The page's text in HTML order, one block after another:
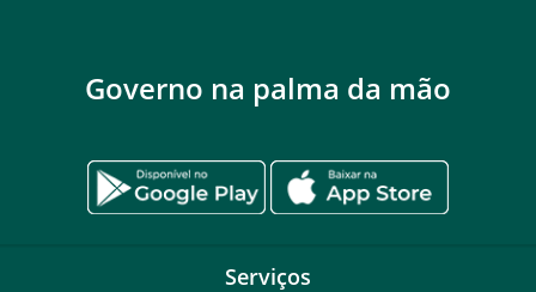
Governo na palma da mão
Serviços